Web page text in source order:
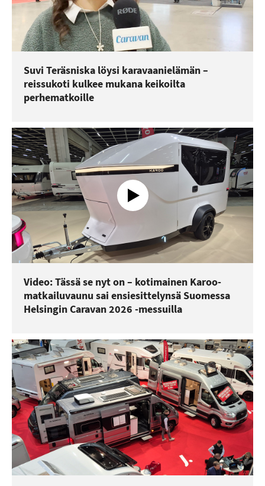
Suvi Teräsniska löysi karavaanielämän –
reissukoti kulkee mukana keikoilta
perhematkoille
Video: Tässä se nyt on – kotimainen Karoo-
matkailuvaunu sai ensiesittelynsä Suomessa
Helsingin Caravan 2026 -messuilla